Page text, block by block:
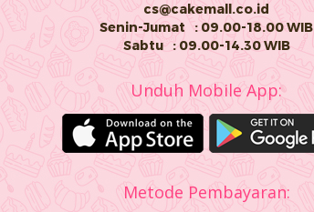
cs@cakemall.co.id
Senin-Jumat
: 09.00-18.00 WIB
Sabtu
: 09.00-14.30 WIB
Unduh Mobile App:
Metode Pembayaran: